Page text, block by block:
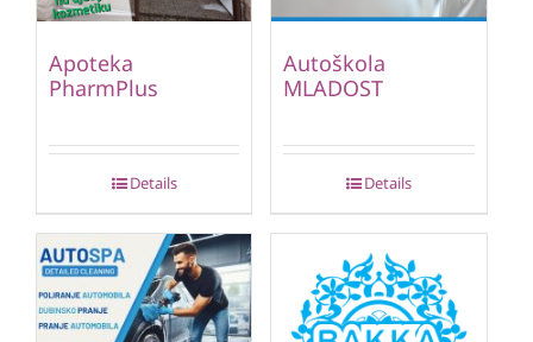
Apoteka
PharmPlus
Details
Autoškola
MLADOST
Details